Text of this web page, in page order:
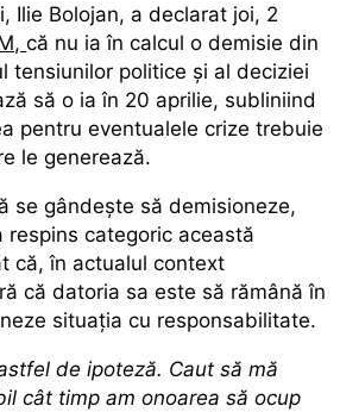
Ilie Bolojan, a declarat joi, 2
că nu ia în calcul o demisie din
tensiunilor politice și al deciziei
să o ia în 20 aprilie, subliniind
pentru eventualele crize trebuie
le generează.
se gândește să demisioneze,
respins categoric această
că, în actualul context
că datoria sa este să rămână în
situația cu responsabilitate.
de ipoteză. Caut să mă
cât timp am onoarea să ocup